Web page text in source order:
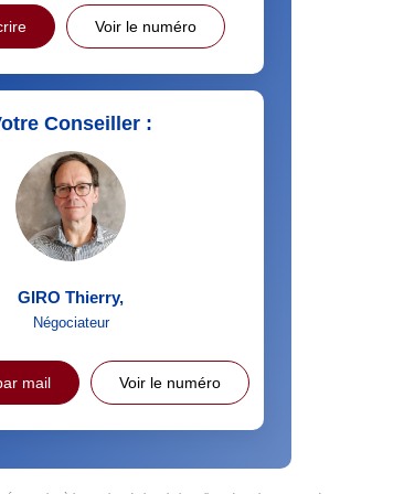
Voir le numéro
Conseiller :
GIRO Thierry,
Négociateur
mail Voir le numéro